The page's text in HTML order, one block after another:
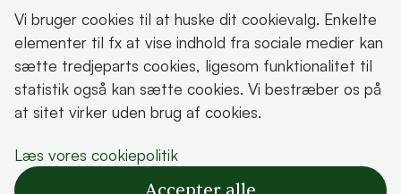
Oplev Lejre
Dette indhold kræver cookies for at blive vist
Vi bruger cookies til at huske dit cookievalg. Enkelte
elementer til fx at vise indhold fra sociale medier kan
sætte tredjeparts cookies, ligesom funktionalitet til
statistik også kan sætte cookies. Vi bestræber os på
at sitet virker uden brug af cookies.
Læs vores cookiepolitik